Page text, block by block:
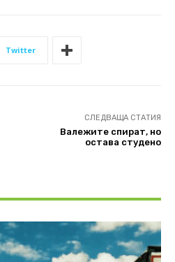
Twitter
СЛЕДВАЩА СТАТИЯ
Валежите спират, но
остава студено